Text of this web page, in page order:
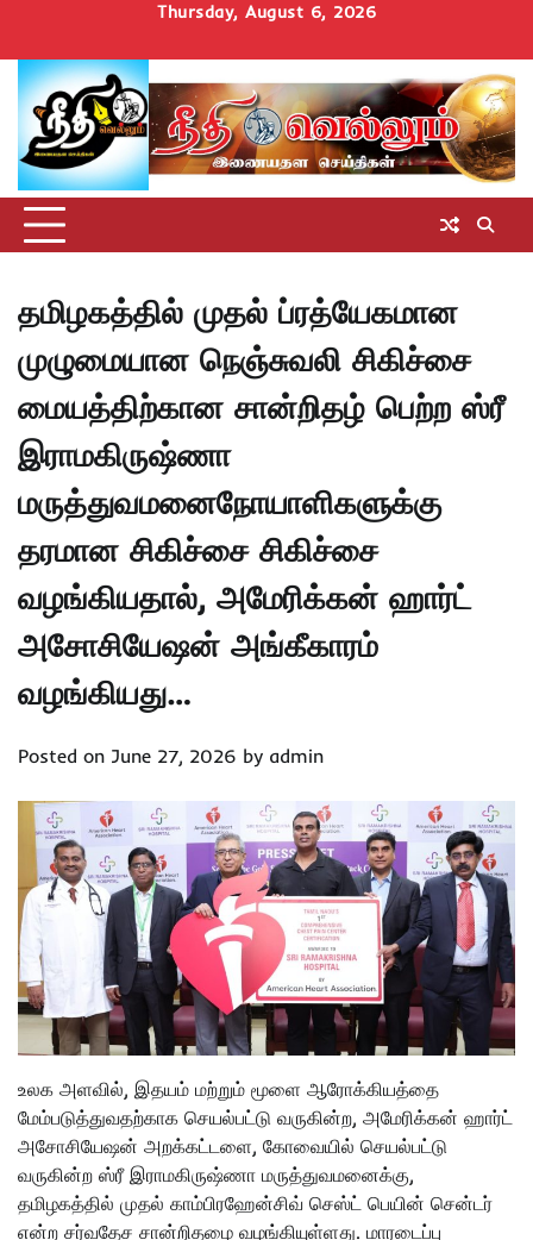
content
Thursday, August 6, 2026
Homeசெய்திகள்
தமிழ்நாடுமாவட்டச்செய்திகள்
அரசியல்ஆன்மிகம்
சட்டம்
அறிவோம்
சினிமாUncategorized
தமிழகத்தில் முதல் ப்ரத்யேகமான
முழுமையான நெஞ்சுவலி சிகிச்சை
மையத்திற்கான சான்றிதழ் பெற்ற ஸ்ரீ
இராமகிருஷ்ணா
மருத்துவமனைநோயாளிகளுக்கு
தரமான சிகிச்சை சிகிச்சை
வழங்கியதால், அமேரிக்கன் ஹார்ட்
அசோசியேஷன் அங்கீகாரம்
வழங்கியது…
Posted on June 27, 2026 by admin
உலக அளவில், இதயம் மற்றும் மூளை ஆரோக்கியத்தை
மேம்படுத்துவதற்காக செயல்பட்டு வருகின்ற, அமேரிக்கன் ஹார்ட்
அசோசியேஷன் அறக்கட்டளை, கோவையில் செயல்பட்டு
வருகின்ற ஸ்ரீ இராமகிருஷ்ணா மருத்துவமனைக்கு,
தமிழகத்தில் முதல் காம்பிரஹேன்சிவ் செஸ்ட் பெயின் சென்டர்
என்ற சர்வதேச சான்றிதழை வழங்கியுள்ளது. மாரடைப்பு